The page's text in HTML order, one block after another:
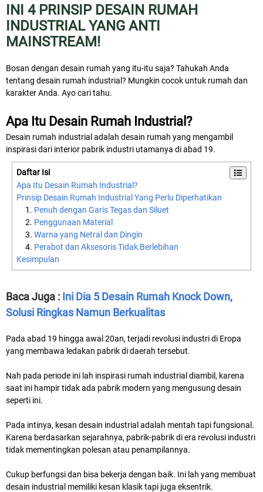
INI 4 PRINSIP DESAIN RUMAH
INDUSTRIAL YANG ANTI
MAINSTREAM!
Bosan dengan desain rumah yang itu-itu saja? Tahukah Anda
tentang desain rumah industrial? Mungkin cocok untuk rumah dan
karakter Anda. Ayo cari tahu.
Apa Itu Desain Rumah Industrial?
Desain rumah industrial adalah desain rumah yang mengambil
inspirasi dari interior pabrik industri utamanya di abad 19.
Daftar Isi
Apa Itu Desain Rumah Industrial?
Prinsip Desain Rumah Industrial Yang Perlu Diperhatikan
Penuh dengan Garis Tegas dan Siluet
Penggunaan Material
Warna yang Netral dan Dingin
Perabot dan Aksesoris Tidak Berlebihan
Kesimpulan
Baca Juga : Ini Dia 5 Desain Rumah Knock Down,
Solusi Ringkas Namun Berkualitas
Pada abad 19 hingga awal 20an, terjadi revolusi industri di Eropa
yang membawa ledakan pabrik di daerah tersebut.
Nah pada periode ini lah inspirasi rumah industrial diambil, karena
saat ini hampir tidak ada pabrik modern yang mengusung desain
seperti ini.
Pada intinya, kesan desain industrial adalah mentah tapi fungsional.
Karena berdasarkan sejarahnya, pabrik-pabrik di era revolusi industri
tidak mementingkan polesan atau penampilannya.
Cukup berfungsi dan bisa bekerja dengan baik. Ini lah yang membuat
desain industrial memiliki kesan klasik tapi juga eksentrik.